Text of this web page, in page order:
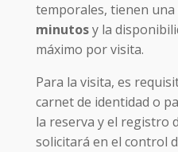
temporales, tienen una
minutosy la
máximo por visita.
Para la visita, es
carnet de identidad o
la reserva y el registro
solicitará en el control